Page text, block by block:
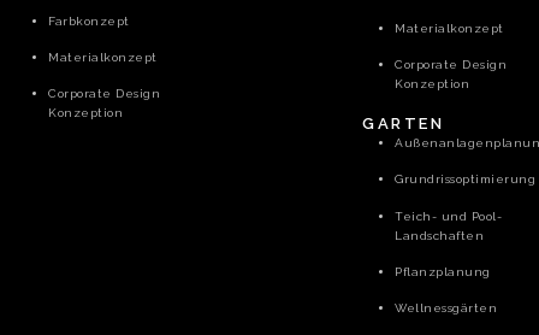
Farbkonzept
Materialkonzept
Corporate Design
Konzeption
Materialkonzept
Corporate Design
Konzeption
GARTEN
Grundrissoptimierung
Teich- und Pool-
Landschaften
Pflanzplanung
Wellnessgärten